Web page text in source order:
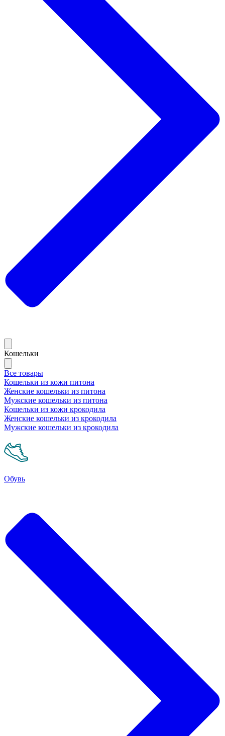
Кошельки
Все товары
Кошельки из кожи питона
Женские кошельки из питона
Мужские кошельки из питона
Кошельки из кожи крокодила
Женские кошельки из крокодила
Мужские кошельки из крокодила
Обувь